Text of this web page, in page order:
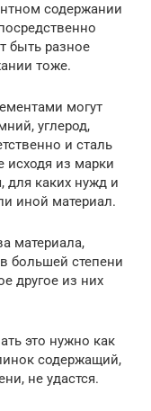
содержании
быть разное
тоже.
могут
углерод,
и сталь
исходя из марки
для каких нужд и
иной материал.
материала,
большей степени
другое из них
это нужно как
содержащий,
не удастся.